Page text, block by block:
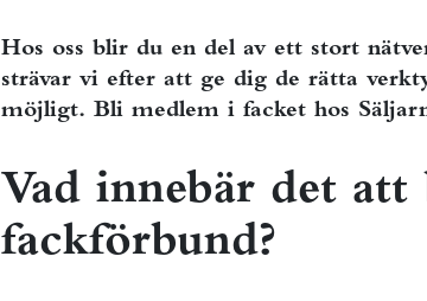
Hos oss blir du en del av ett stort
strävar vi efter att ge dig de rätta
möjligt. Bli medlem i facket hos
Vad innebär det
fackförbund?